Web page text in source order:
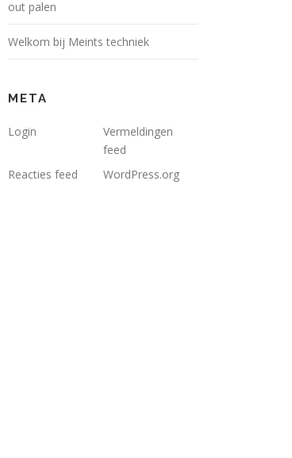
out palen
Welkom bij Meints techniek
META
Login
Vermeldingen
feed
Reacties feed
WordPress.org